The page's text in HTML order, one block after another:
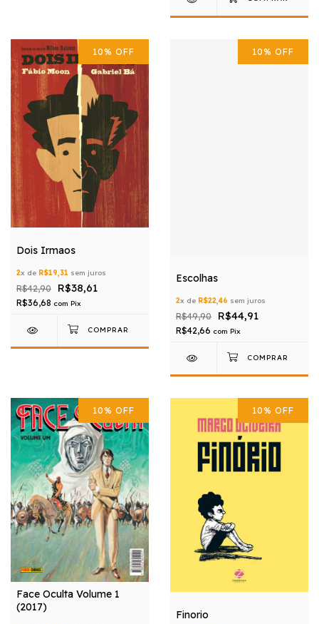
10% OFF
Dois Irmaos
2x de R$19,31 sem juros
R$42,90 R$38,61
R$36,68 com Pix
10% OFF
Escolhas
2x de R$22,46 sem juros
R$49,90 R$44,91
R$42,66 com Pix
10% OFF
Face Oculta Volume 1
(2017)
10% OFF
Finorio